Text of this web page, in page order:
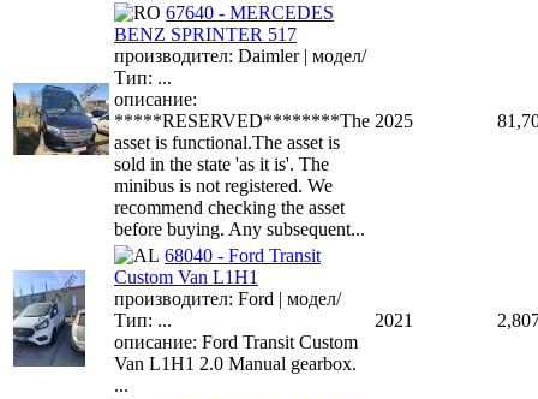
67640 - MERCEDES
BENZ SPRINTER 517
производител: Daimler | модел/
Тип: ...
описание:
*****RESERVED********The
asset is functional.The asset is
sold in the state 'as it is'. The
minibus is not registered. We
recommend checking the asset
before buying. Any subsequent...
2025
68040 - Ford Transit
Custom Van L1H1
производител: Ford | модел/
Тип: ...
описание: Ford Transit Custom
Van L1H1 2.0 Manual gearbox.
...
2021